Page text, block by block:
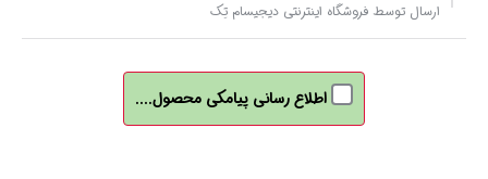
ارسال توسط فروشگاه اینترنتی دیجیسام تِک
اطلاع رسانی پیامکی محصول....